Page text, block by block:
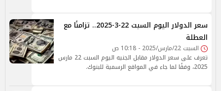
سعر الدولار اليوم السبت 22-3-2025.. تزامنًا مع
العطلة
السبت 22/مارس/2025 - 10:18 ص
تعرف على سعر الدولار مقابل الجنيه اليوم السبت 22 مارس
2025، وفقًا لما جاء في المواقع الرسمية للبنوك.